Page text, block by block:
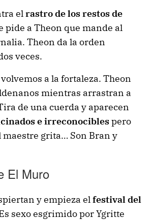
elrastro de los restos de
pide a Theon que mande al
Theon da la orden
veces.
a la fortaleza. Theon
mientras arrastran a
de una cuerda y aparecen
e irreconociblespero
maestre grita… Son Bran y
El Muro
y empieza elfestival del
sexo esgrimido por Ygritte